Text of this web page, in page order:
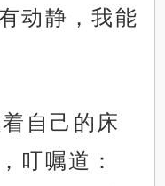
动静，我能
自己的床
叮嘱道：